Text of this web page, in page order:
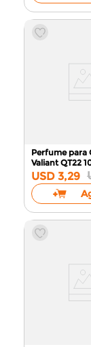
Perfume para
Valiant QT22
USD 3,29